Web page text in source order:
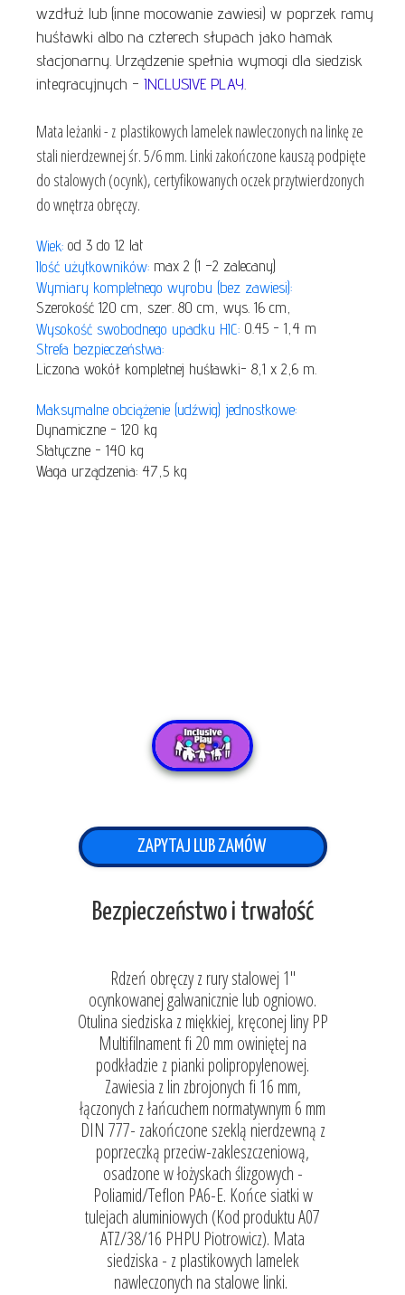
ZAPYTAJ LUB ZAMÓW
wzdłuż lub (inne mocowanie zawiesi) w poprzek ramy
huśtawki albo na czterech słupach jako hamak
stacjonarny. Urządzenie spełnia wymogi dla siedzisk
integracyjnych - INCLUSIVE PLAY
Mata leżanki - z plastikowych lamelek nawleczonych na linkę ze
stali nierdzewnej śr. 5/6 mm. Linki zakończone kauszą podpięte
do stalowych (ocynk), certyfikowanych oczek przytwierdzonych
do wnętrza obręczy.
Wiek: od 3 do 12 lat
Ilość użytkowników: max 2 (1 –2 zalecany)
Wymiary kompletnego wyrobu (bez zawiesi):
Szerokość 120 cm, szer. 80 cm, wys. 16 cm,
Wysokość swobodnego upadku HIC: 0.45 - 1,4 m
Strefa bezpieczeństwa:
Liczona wokół kompletnej huśtawki- 8,1 x 2,6 m.
Maksymalne obciążenie (udźwig) jednostkowe:
Dynamiczne - 120 kg
Statyczne - 140 kg
Waga urządzenia: 47,5 kg
Bezpieczeństwo i trwałość
Rdzeń obręczy z rury stalowej 1"
ocynkowanej galwanicznie lub ogniowo.
Otulina siedziska z miękkiej, kręconej liny PP
Multifilnament fi 20 mm owiniętej na
podkładzie z pianki polipropylenowej.
Zawiesia z lin zbrojonych fi 16 mm,
łączonych z łańcuchem normatywnym 6 mm
DIN 777- zakończone szeklą nierdzewną z
poprzeczką przeciw-zakleszczeniową,
osadzone w łożyskach ślizgowych -
Poliamid/Teflon PA6-E. Końce siatki w
tulejach aluminiowych (Kod produktu A07
ATZ/38/16 PHPU Piotrowicz). Mata
siedziska - z plastikowych lamelek
nawleczonych na stalowe linki.